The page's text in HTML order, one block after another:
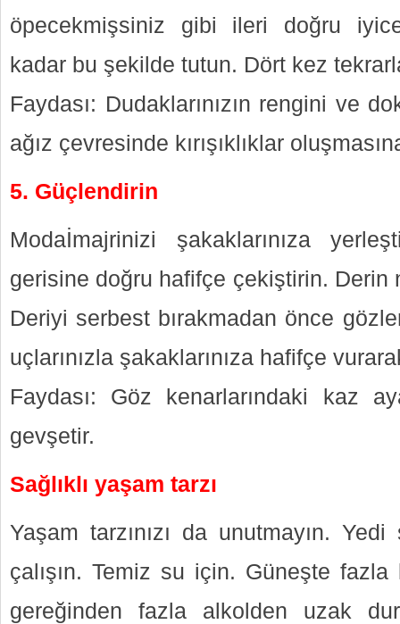
öpecekmişsiniz gibi ileri doğru
kadar bu şekilde tutun. Dört kez
Faydası: Dudaklarınızın rengini ve
ağız çevresinde kırışıklıklar
5. Güçlendirin
Modaİmajrinizi şakaklarınıza
gerisine doğru hafifçe çekiştirin. Derin
Deriyi serbest bırakmadan önce
uçlarınızla şakaklarınıza hafifçe
Faydası: Göz kenarlarındaki kaz
gevşetir.
Sağlıklı yaşam tarzı
Yaşam tarzınızı da unutmayın.
çalışın. Temiz su için. Güneşte
gereğinden fazla alkolden uzak